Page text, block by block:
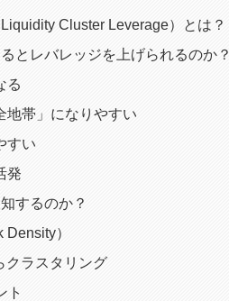
Cluster Leverage）とは？
とレバレッジを上げられるのか？
る
帯」になりやすい
すい
発
するのか？
）
クラスタリング
ト